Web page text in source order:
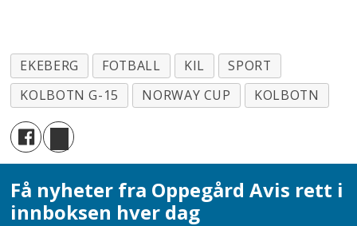
EKEBERG FOTBALL KIL
SPORT
KOLBOTN G-15
NORWAY CUP KOLBOTN
Få nyheter fra Oppegård Avis rett i
innboksen hver dag